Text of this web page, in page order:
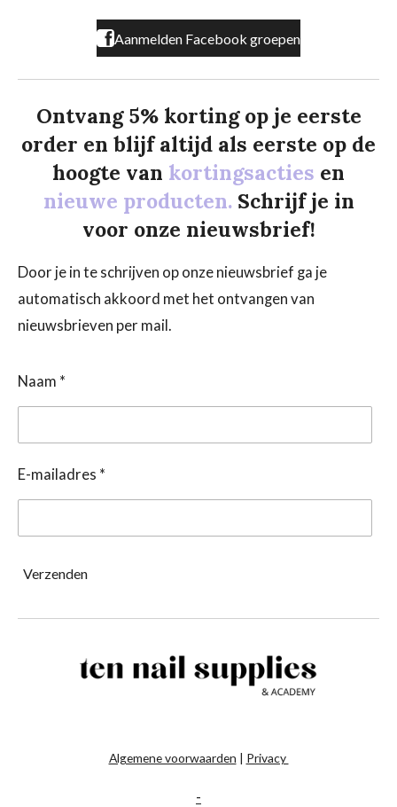
Aanmelden Facebook groepen
Ontvang 5% korting op je eerste
order en blijf altijd als eerste op de
hoogte van kortingsacties en
nieuwe producten. Schrijf je in
voor onze nieuwsbrief!
Door je in te schrijven op onze nieuwsbrief ga je
automatisch akkoord met het ontvangen van
nieuwsbrieven per mail.
Naam *
E-mailadres *
Verzenden
Algemene voorwaarden | Privacy
-